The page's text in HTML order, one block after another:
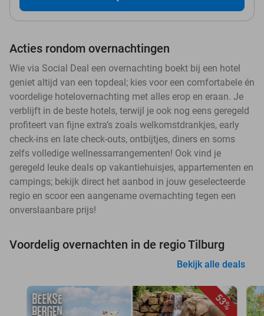
Acties rondom overnachtingen
Wie via Social Deal een overnachting boekt bij een hotel
geniet altijd van een topdeal; kies voor een comfortabele én
voordelige hotelovernachting met alles erop en eraan. Je
verblijft in de beste hotels, terwijl je ook nog eens geregeld
profiteert van fijne extra’s zoals welkomstdrankjes, early
check-ins en late check-outs, ontbijtjes, diners en soms
zelfs volledige wellnessarrangementen! Ook vind je
geregeld leuke deals op vakantiehuisjes, appartementen en
campings; bekijk direct het aanbod in jouw geselecteerde
regio en scoor een aangename overnachting tegen een
onverslaanbare prijs!
Voordelig overnachten in de regio Tilburg
Bekijk alle deals
53%